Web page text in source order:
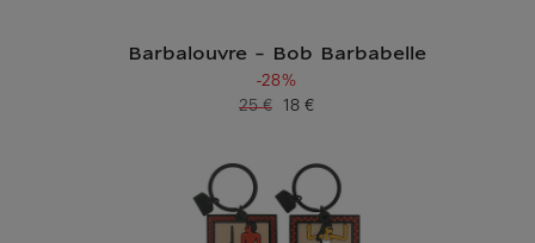
Barbalouvre - Bob Barbabelle
-28%
Prix ​​actuel
18 €
Ancien prix
25 €